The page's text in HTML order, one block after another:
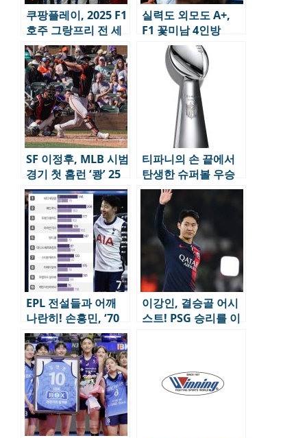
쿠팡플레이, 2025 F1
호주 그랑프리 전 세
션 중계 확정
실력도 외모도 A+,
F1 꽃미남 4인방
SF 이정후, MLB 시범
경기 첫 홈런 ‘쾅’ 25
년시즌 기되된다.
티파니의 손 끝에서
탄생한 슈퍼볼 우승
트로피
EPL 전설들과 어깨
나란히! 손흥민, ‘70
골-70도움’ 대기록 달
성
이강인, 결승골 어시
스트! PSG 승리를 이